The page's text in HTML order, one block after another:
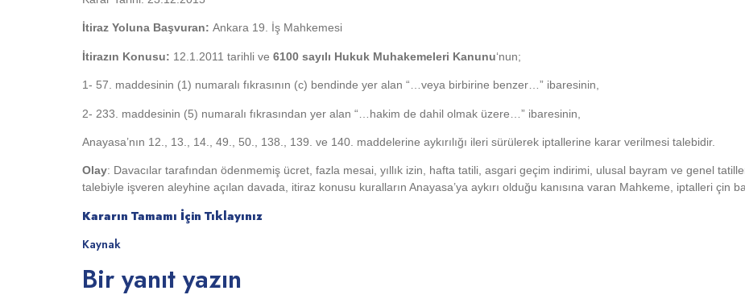
İtiraz Yoluna Başvuran: Ankara 19. İş Mahkemesi
İtirazın Konusu: 12.1.2011 tarihli ve 6100 sayılı Hukuk Muhakemeleri Kanunu‘nun;
1- 57. maddesinin (1) numaralı fıkrasının (c) bendinde yer alan “…veya birbirine benzer…” ibaresinin,
2- 233. maddesinin (5) numaralı fıkrasından yer alan “…hakim de dahil olmak üzere…” ibaresinin,
Anayasa’nın 12., 13., 14., 49., 50., 138., 139. ve 140. maddelerine aykırılığı ileri sürülerek iptallerine karar verilmesi talebidir.
Olay: Davacılar tarafından ödenmemiş ücret, fazla mesai, yıllık izin, hafta tatili, asgari geçim indirimi, ulusal bayram ve genel
talebiyle işveren aleyhine açılan davada, itiraz konusu kuralların Anayasa’ya aykırı olduğu kanısına varan Mahkeme, iptalleri çin
Kararın Tamamı İçin Tıklayınız
Kaynak
Bir yanıt yazın